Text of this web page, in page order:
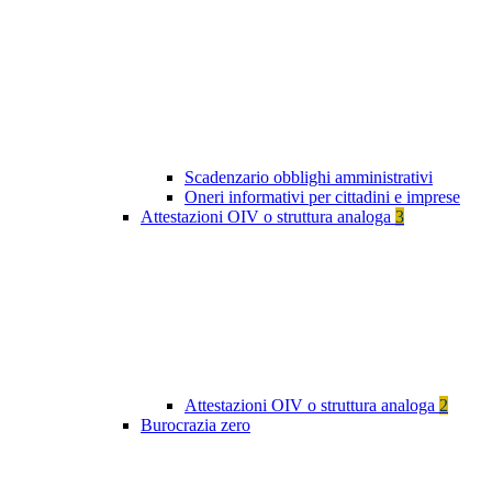
Scadenzario obblighi amministrativi
Oneri informativi per cittadini e imprese
Attestazioni OIV o struttura analoga 3
Attestazioni OIV o struttura analoga 2
Burocrazia zero